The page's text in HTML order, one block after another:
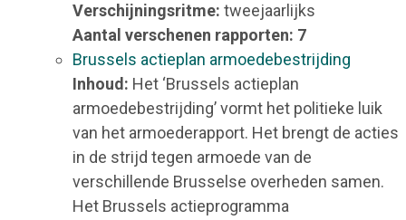
Verschijningsritme: tweejaarlijks
Aantal verschenen rapporten: 7
Brussels actieplan armoedebestrijding
Inhoud: Het ‘Brussels actieplan
armoedebestrijding’ vormt het politieke luik
van het armoederapport. Het brengt de acties
in de strijd tegen armoede van de
verschillende Brusselse overheden samen.
Het Brussels actieprogramma